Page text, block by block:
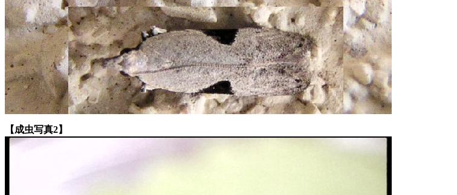
【成虫写真2】